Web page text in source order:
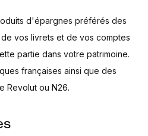
d'épargnes préférés des
vos livrets et de vos comptes
partie dans votre patrimoine.
françaises ainsi que des
Revolut ou N26.